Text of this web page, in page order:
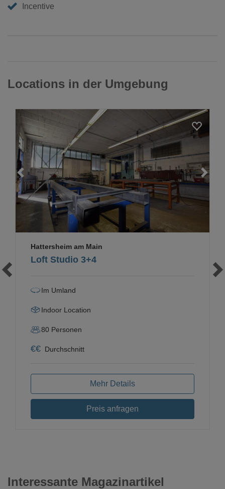
Incentive
Locations in der Umgebung
Loading...
Loft Studio 3+4
Hattersheim am Main
Im Umland
Indoor Location
80 Personen
€€ Durchschnitt
Mehr Details
Preis anfragen
Interessante Magazinartikel